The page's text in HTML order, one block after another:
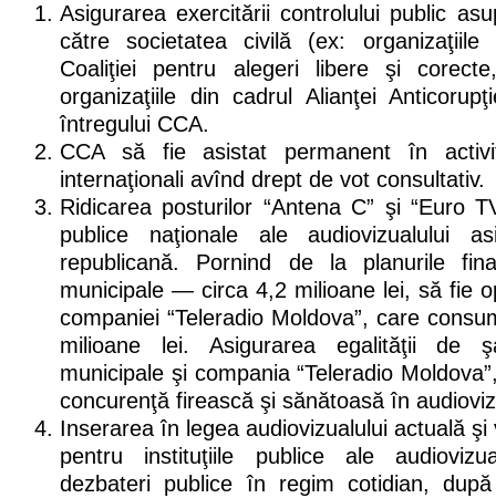
Asigurarea exercitării controlului public
către societatea civilă (ex: organizaţiile
Coaliţiei pentru alegeri libere şi
organizaţiile din cadrul Alianţei
întregului CCA.
CCA să fie asistat permanent în
internaţionali avînd drept de vot consultativ.
Ridicarea posturilor “Antena C” şi “Euro
publice naţionale ale audiovizualului
republicană. Pornind de la planurile
municipale — circa 4,2 milioane lei, să fie
companiei “Teleradio Moldova”, care
milioane lei. Asigurarea egalităţii de
municipale şi compania “Teleradio
concurenţă firească şi sănătoasă în
Inserarea în legea audiovizualului actuală
pentru instituţiile publice ale
dezbateri publice în regim cotidian,